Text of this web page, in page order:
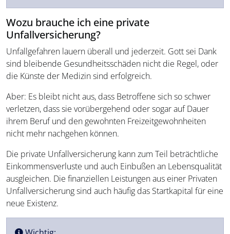
Wozu brauche ich eine private
Unfallversicherung?
Unfallgefahren lauern überall und jederzeit. Gott sei Dank
sind bleibende Gesundheitsschäden nicht die Regel, oder
die Künste der Medizin sind erfolgreich.
Aber: Es bleibt nicht aus, dass Betroffene sich so schwer
verletzen, dass sie vorübergehend oder sogar auf Dauer
ihrem Beruf und den gewohnten Freizeitgewohnheiten
nicht mehr nachgehen können.
Die private Unfallversicherung kann zum Teil beträchtliche
Einkommensverluste und auch Einbußen an Lebensqualität
ausgleichen. Die finanziellen Leistungen aus einer Privaten
Unfallversicherung sind auch häufig das Startkapital für eine
neue Existenz.